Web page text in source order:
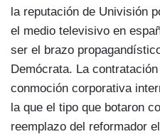
la reputación de Univisión
el medio televisivo en
ser el brazo
Demócrata. La
conmoción corporativa
la que el tipo que botaron
reemplazo del reformador